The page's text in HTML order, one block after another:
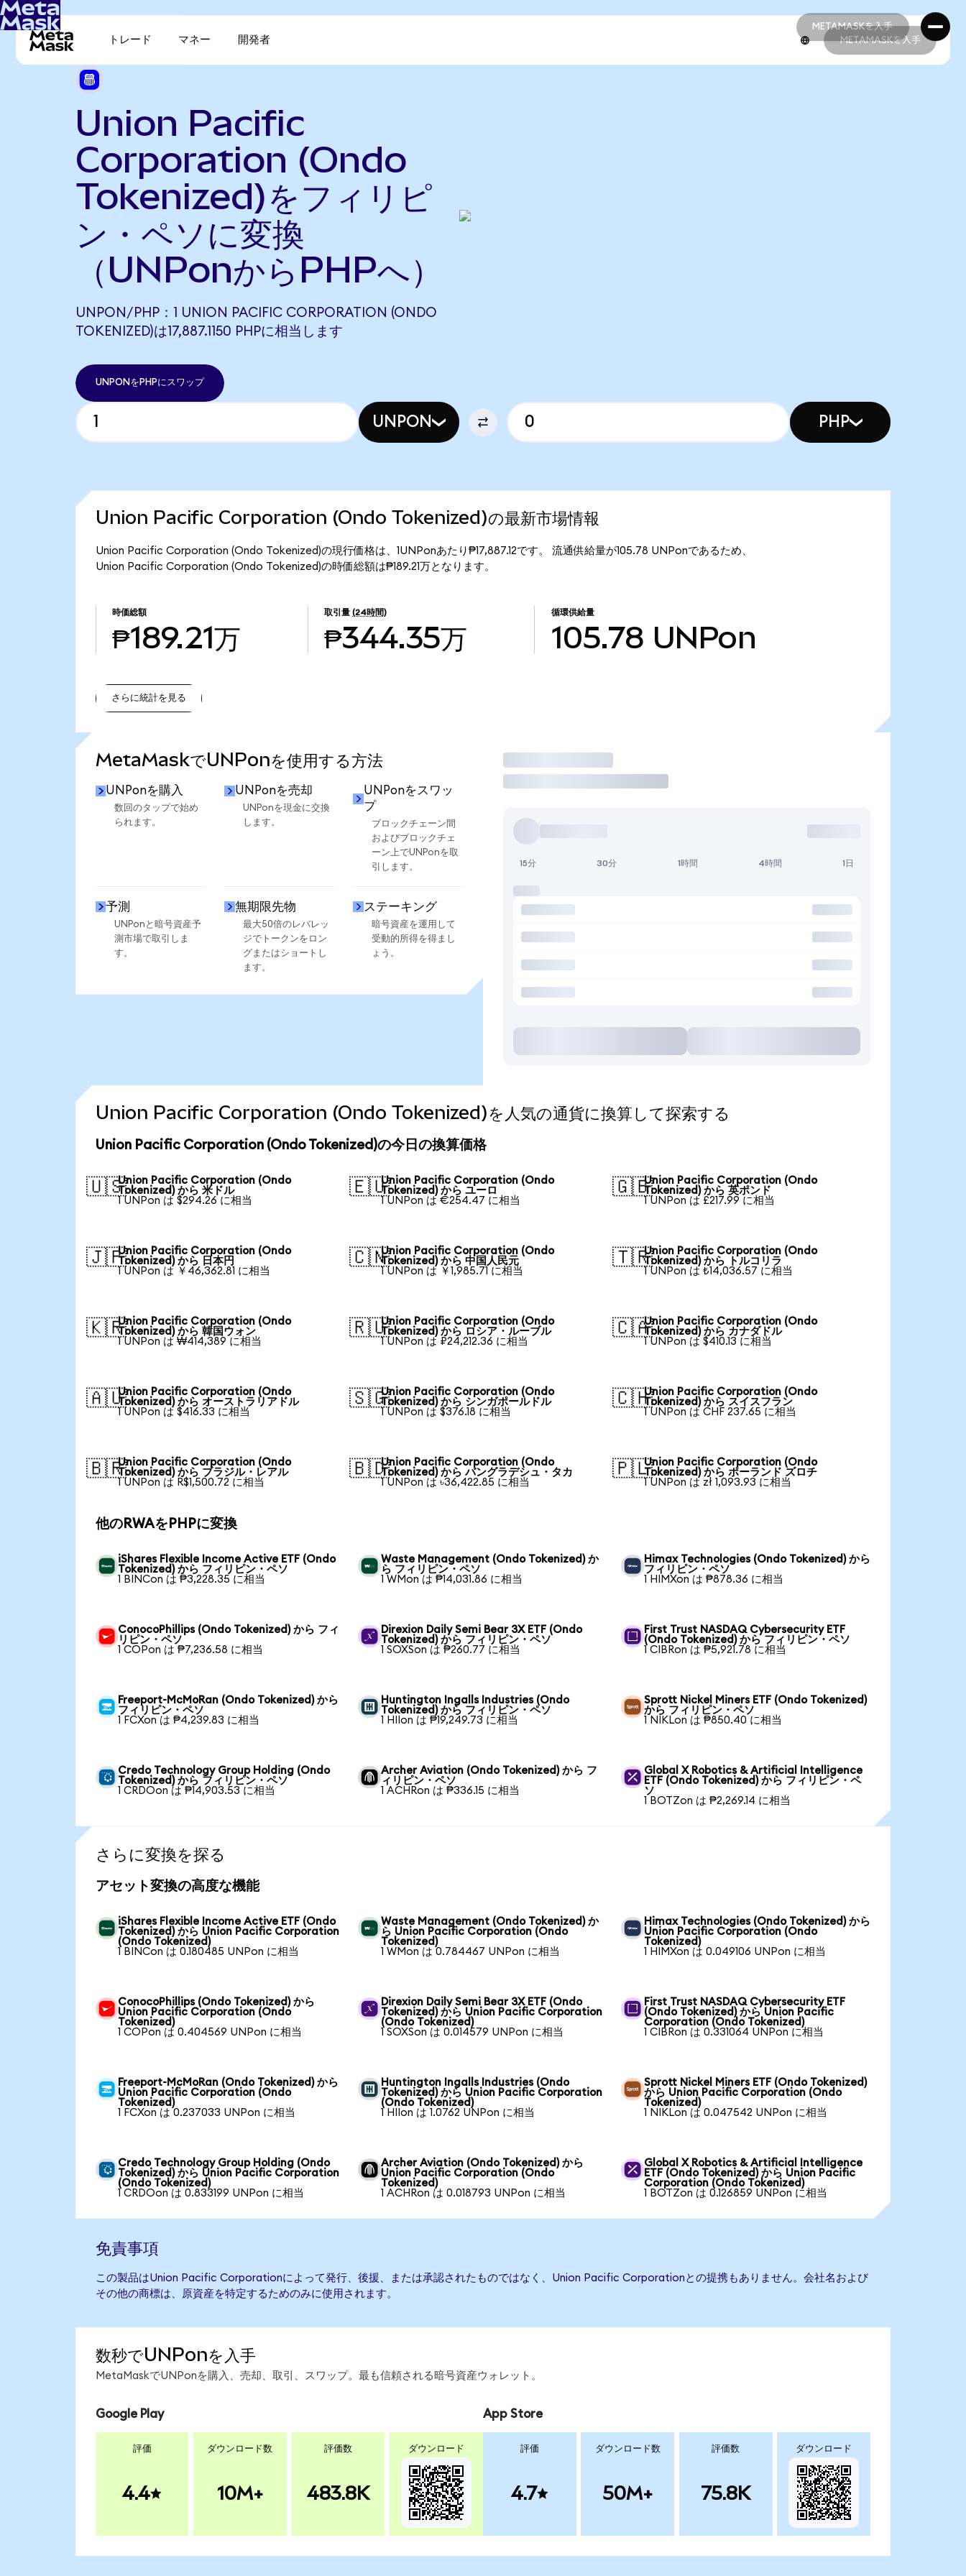
METAMASKを入手
METAMASKを入手
トレード マネー 開発者 METAMASKを入手
Union Pacific
Corporation (Ondo
Tokenized)をフィリピ
ン・ペソに変換
（UNPonからPHPへ）
UNPON/PHP：1 UNION PACIFIC CORPORATION (ONDO
TOKENIZED)は17,887.1150 PHPに相当します
UNPONをPHPにスワップ
UNPON PHP
Union Pacific Corporation (Ondo Tokenized)の最新市場情報
Union Pacific Corporation (Ondo Tokenized)の現行価格は、1UNPonあたり₱17,887.12です。 流通供給量が105.78 UNPonであるため、
Union Pacific Corporation (Ondo Tokenized)の時価総額は₱189.21万となります。
時価総額
₱189.21万
取引量 (24時間)
₱344.35万
循環供給量
105.78 UNPon
さらに統計を見る
MetaMaskでUNPonを使用する方法
UNPonを購入
数回のタップで始め
られます。
UNPonを売却
UNPonを現金に交換
します。
UNPonをスワッ
プ
ブロックチェーン間
およびブロックチェ
ーン上でUNPonを取
引します。
予測
UNPonと暗号資産予
測市場で取引しま
す。
無期限先物
最大50倍のレバレッ
ジでトークンをロン
グまたはショートし
ます。
ステーキング
暗号資産を運用して
受動的所得を得まし
ょう。
取引
15分 30分 1時間 4時間 1日
Union Pacific Corporation (Ondo Tokenized)を人気の通貨に換算して探索する
Union Pacific Corporation (Ondo Tokenized)の今日の換算価格
🇺🇸Union Pacific Corporation (Ondo
Tokenized) から 米ドル
1 UNPon は $294.26 に相当
🇪🇺Union Pacific Corporation (Ondo
Tokenized) から ユーロ
1 UNPon は €254.47 に相当
🇬🇧Union Pacific Corporation (Ondo
Tokenized) から 英ポンド
1 UNPon は £217.99 に相当
🇯🇵Union Pacific Corporation (Ondo
Tokenized) から 日本円
1 UNPon は ￥46,362.81 に相当
🇨🇳Union Pacific Corporation (Ondo
Tokenized) から 中国人民元
1 UNPon は ￥1,985.71 に相当
🇹🇷Union Pacific Corporation (Ondo
Tokenized) から トルコリラ
1 UNPon は ₺14,036.57 に相当
🇰🇷Union Pacific Corporation (Ondo
Tokenized) から 韓国ウォン
1 UNPon は ₩414,389 に相当
🇷🇺Union Pacific Corporation (Ondo
Tokenized) から ロシア・ルーブル
1 UNPon は ₽24,212.36 に相当
🇨🇦Union Pacific Corporation (Ondo
Tokenized) から カナダドル
1 UNPon は $410.13 に相当
🇦🇺Union Pacific Corporation (Ondo
Tokenized) から オーストラリアドル
1 UNPon は $416.33 に相当
🇸🇬Union Pacific Corporation (Ondo
Tokenized) から シンガポールドル
1 UNPon は $376.18 に相当
🇨🇭Union Pacific Corporation (Ondo
Tokenized) から スイスフラン
1 UNPon は CHF 237.65 に相当
🇧🇷Union Pacific Corporation (Ondo
Tokenized) から ブラジル・レアル
1 UNPon は R$1,500.72 に相当
🇧🇩Union Pacific Corporation (Ondo
Tokenized) から バングラデシュ・タカ
1 UNPon は ৳36,422.85 に相当
🇵🇱Union Pacific Corporation (Ondo
Tokenized) から ポーランド ズロチ
1 UNPon は zł 1,093.93 に相当
他のRWAをPHPに変換
iShares Flexible Income Active ETF (Ondo
Tokenized) から フィリピン・ペソ
1 BINCon は ₱3,228.35 に相当
Waste Management (Ondo Tokenized) か
ら フィリピン・ペソ
1 WMon は ₱14,031.86 に相当
Himax Technologies (Ondo Tokenized) から
フィリピン・ペソ
1 HIMXon は ₱878.36 に相当
ConocoPhillips (Ondo Tokenized) から フィ
リピン・ペソ
1 COPon は ₱7,236.58 に相当
Direxion Daily Semi Bear 3X ETF (Ondo
Tokenized) から フィリピン・ペソ
1 SOXSon は ₱260.77 に相当
First Trust NASDAQ Cybersecurity ETF
(Ondo Tokenized) から フィリピン・ペソ
1 CIBRon は ₱5,921.78 に相当
Freeport-McMoRan (Ondo Tokenized) から
フィリピン・ペソ
1 FCXon は ₱4,239.83 に相当
Huntington Ingalls Industries (Ondo
Tokenized) から フィリピン・ペソ
1 HIIon は ₱19,249.73 に相当
Sprott Nickel Miners ETF (Ondo Tokenized)
から フィリピン・ペソ
1 NIKLon は ₱850.40 に相当
Credo Technology Group Holding (Ondo
Tokenized) から フィリピン・ペソ
1 CRDOon は ₱14,903.53 に相当
Archer Aviation (Ondo Tokenized) から フ
ィリピン・ペソ
1 ACHRon は ₱336.15 に相当
Global X Robotics & Artificial Intelligence
ETF (Ondo Tokenized) から フィリピン・ペ
ソ
1 BOTZon は ₱2,269.14 に相当
さらに変換を探る
アセット変換の高度な機能
iShares Flexible Income Active ETF (Ondo
Tokenized) から Union Pacific Corporation
(Ondo Tokenized)
1 BINCon は 0.180485 UNPon に相当
Waste Management (Ondo Tokenized) か
ら Union Pacific Corporation (Ondo
Tokenized)
1 WMon は 0.784467 UNPon に相当
Himax Technologies (Ondo Tokenized) から
Union Pacific Corporation (Ondo
Tokenized)
1 HIMXon は 0.049106 UNPon に相当
ConocoPhillips (Ondo Tokenized) から
Union Pacific Corporation (Ondo
Tokenized)
1 COPon は 0.404569 UNPon に相当
Direxion Daily Semi Bear 3X ETF (Ondo
Tokenized) から Union Pacific Corporation
(Ondo Tokenized)
1 SOXSon は 0.014579 UNPon に相当
First Trust NASDAQ Cybersecurity ETF
(Ondo Tokenized) から Union Pacific
Corporation (Ondo Tokenized)
1 CIBRon は 0.331064 UNPon に相当
Freeport-McMoRan (Ondo Tokenized) から
Union Pacific Corporation (Ondo
Tokenized)
1 FCXon は 0.237033 UNPon に相当
Huntington Ingalls Industries (Ondo
Tokenized) から Union Pacific Corporation
(Ondo Tokenized)
1 HIIon は 1.0762 UNPon に相当
Sprott Nickel Miners ETF (Ondo Tokenized)
から Union Pacific Corporation (Ondo
Tokenized)
1 NIKLon は 0.047542 UNPon に相当
Credo Technology Group Holding (Ondo
Tokenized) から Union Pacific Corporation
(Ondo Tokenized)
1 CRDOon は 0.833199 UNPon に相当
Archer Aviation (Ondo Tokenized) から
Union Pacific Corporation (Ondo
Tokenized)
1 ACHRon は 0.018793 UNPon に相当
Global X Robotics & Artificial Intelligence
ETF (Ondo Tokenized) から Union Pacific
Corporation (Ondo Tokenized)
1 BOTZon は 0.126859 UNPon に相当
免責事項
この製品はUnion Pacific Corporationによって発行、後援、または承認されたものではなく、Union Pacific Corporationとの提携もありません。会社名および
その他の商標は、原資産を特定するためのみに使用されます。
数秒でUNPonを入手
MetaMaskでUNPonを購入、売却、取引、スワップ。最も信頼される暗号資産ウォレット。
Google Play
評価
4.4
ダウンロード数
10M+
評価数
483.8K
ダウンロード
App Store
評価
4.7
ダウンロード数
50M+
評価数
75.8K
ダウンロード